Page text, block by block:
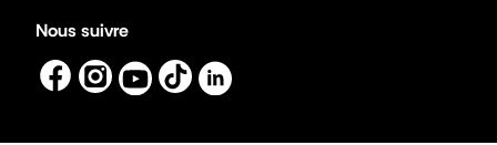
Nous suivre